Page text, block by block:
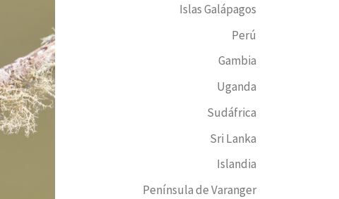
Islas Galápagos
Perú
Gambia
Uganda
Sudáfrica
Sri Lanka
Islandia
Península de Varanger